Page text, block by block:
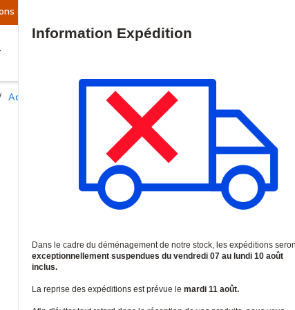
suspendues Reprise prévue le
Adaptateurs de gestion d'UPS